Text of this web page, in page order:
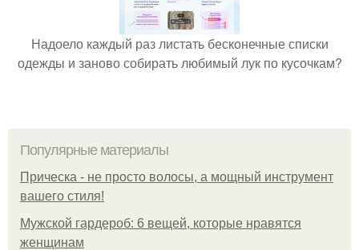
Надоело каждый раз листать бесконечные списки
одежды и заново собирать любимый лук по кусочкам?
Популярные материалы
Прическа - не просто волосы, а мощный инструмент
вашего стиля!
Мужской гардероб: 6 вещей, которые нравятся
женщинам